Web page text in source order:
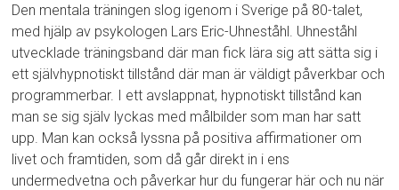
Den mentala träningen slog igenom i Sverige på 80-talet,
med hjälp av psykologen Lars Eric-Uhneståhl. Uhneståhl
utvecklade träningsband där man fick lära sig att sätta sig i
ett självhypnotiskt tillstånd där man är väldigt påverkbar och
programmerbar. I ett avslappnat, hypnotiskt tillstånd kan
man se sig själv lyckas med målbilder som man har satt
upp. Man kan också lyssna på positiva affirmationer om
livet och framtiden, som då går direkt in i ens
undermedvetna och påverkar hur du fungerar här och nu när